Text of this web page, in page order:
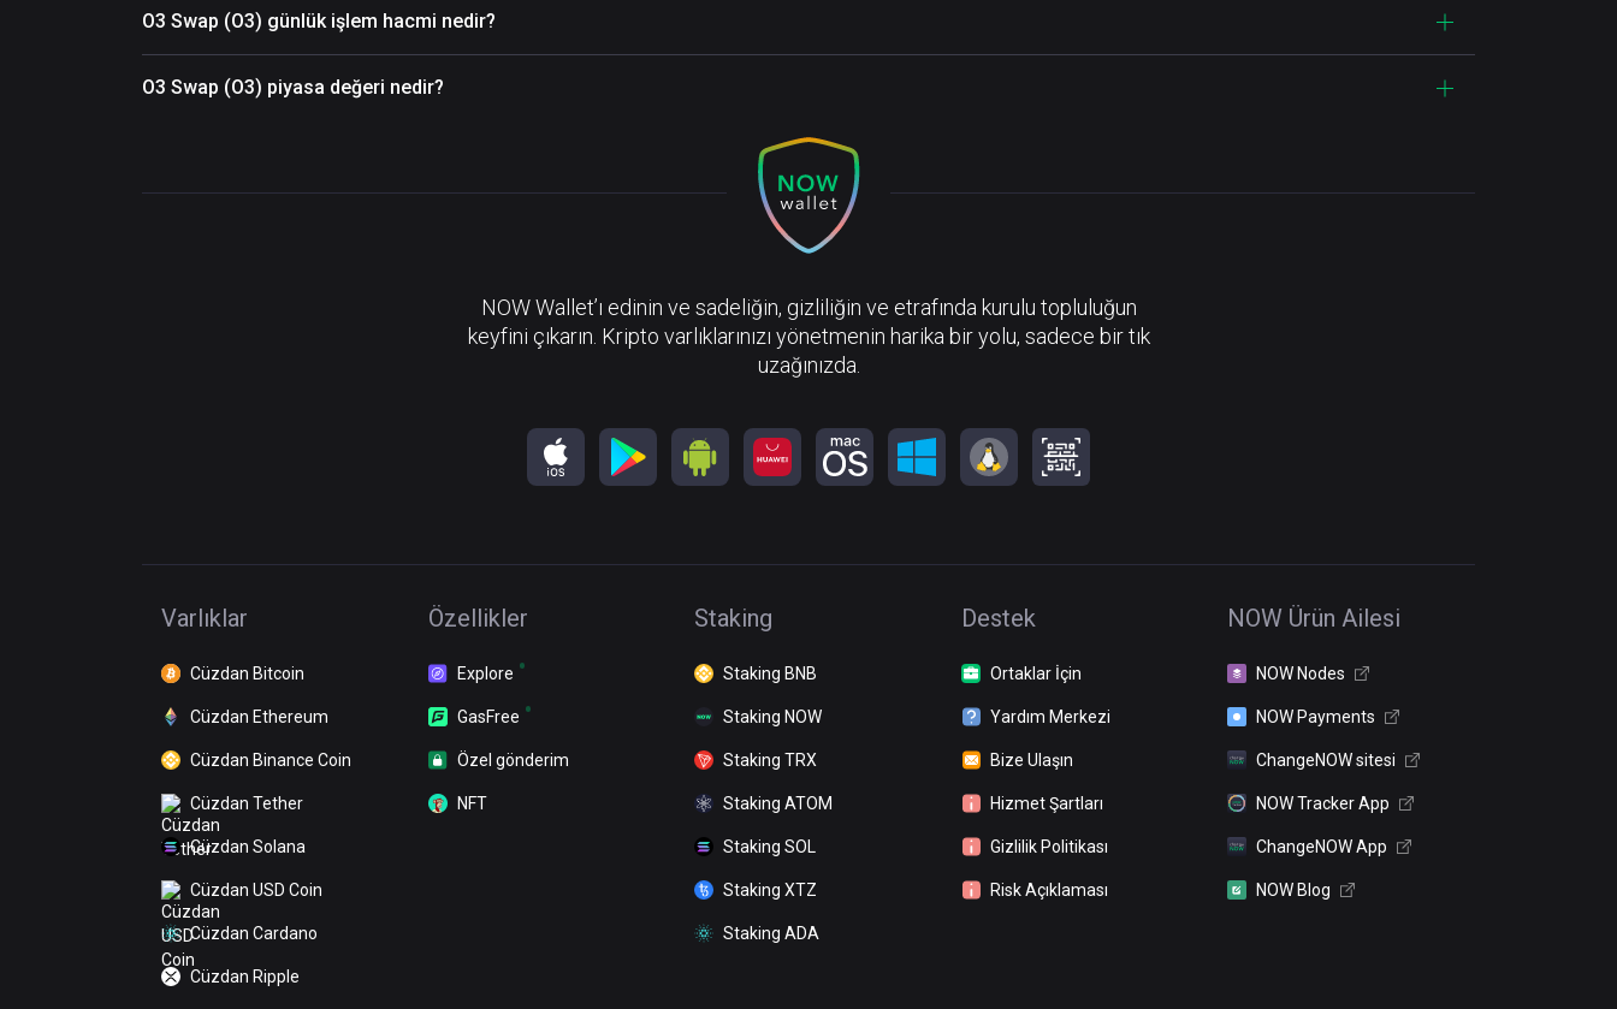
O3 Swap (O3) günlük işlem hacmi nedir?
O3 Swap (O3) piyasa değeri nedir?
NOW Wallet’ı edinin ve sadeliğin, gizliliğin ve etrafında kurulu topluluğun
keyfini çıkarın. Kripto varlıklarınızı yönetmenin harika bir yolu, sadece bir tık
uzağınızda.
Varlıklar
Cüzdan Bitcoin
Cüzdan Ethereum
Cüzdan Binance Coin
Cüzdan Tether
Cüzdan Solana
Cüzdan USD Coin
Cüzdan Cardano
Cüzdan Ripple
Özellikler
Explore
GasFree
Özel gönderim
NFT
Staking
Staking BNB
Staking NOW
Staking TRX
Staking ATOM
Staking SOL
Staking XTZ
Staking ADA
Destek
Ortaklar İçin
Yardım Merkezi
Bize Ulaşın
Hizmet Şartları
Gizlilik Politikası
Risk Açıklaması
NOW Ürün Ailesi
NOW Nodes
NOW Payments
ChangeNOW sitesi
NOW Tracker App
ChangeNOW App
NOW Blog